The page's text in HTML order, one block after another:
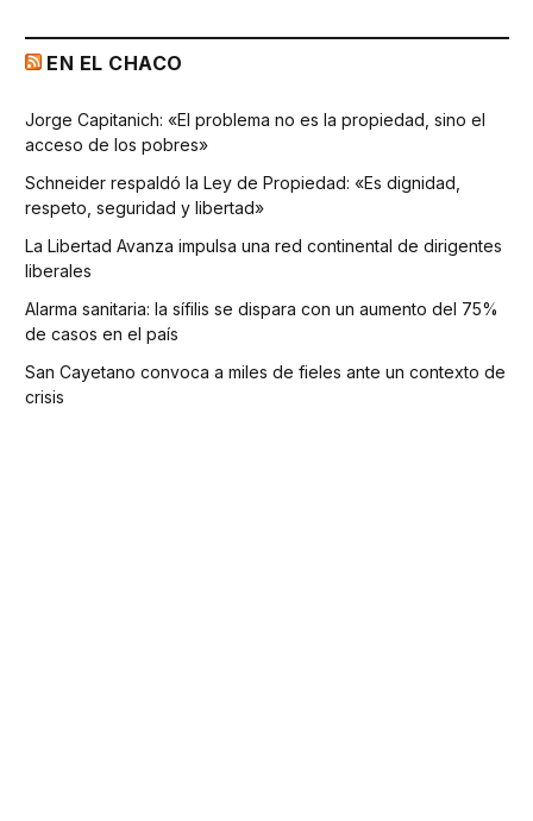
EN EL CHACO
Jorge Capitanich: «El problema no es la propiedad, sino el
acceso de los pobres»
Schneider respaldó la Ley de Propiedad: «Es dignidad,
respeto, seguridad y libertad»
La Libertad Avanza impulsa una red continental de dirigentes
liberales
Alarma sanitaria: la sífilis se dispara con un aumento del 75%
de casos en el país
San Cayetano convoca a miles de fieles ante un contexto de
crisis